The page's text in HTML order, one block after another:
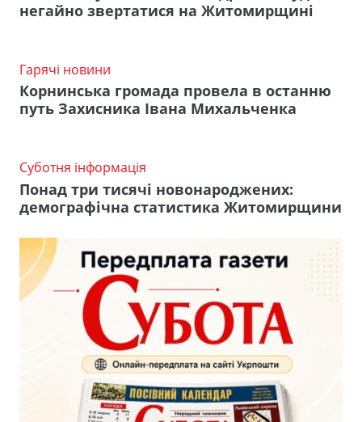
негайно звертатися на Житомирщині
Гарячі новини
Корнинська громада провела в останню
путь Захисника Івана Михальченка
Суботня інформація
Понад три тисячі новонароджених:
демографічна статистика Житомирщини